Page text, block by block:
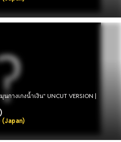
กางเกงน้ำเงิน" UNCUT VERSION |
(Japan)